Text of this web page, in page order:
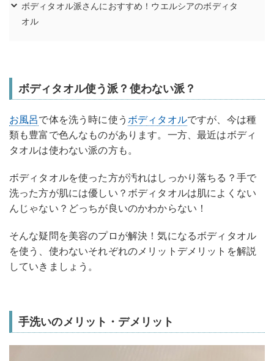
ボディタオル派さんにおすすめ！ウエルシアのボディタ
オル
ボディタオル使う派？使わない派？
お風呂で体を洗う時に使う ボディタオルですが、今は種
類も豊富で色んなものがあります。一方、最近はボディ
タオルは使わない派の方も。
ボディタオルを使った方が汚れはしっかり落ちる？手で
洗った方が肌には優しい？ボディタオルは肌によくない
んじゃない？どっちが良いのかわからない！
そんな疑問を美容のプロが解決！気になるボディタオル
を使う、使わないそれぞれのメリットデメリットを解説
していきましょう。
手洗いのメリット・デメリット